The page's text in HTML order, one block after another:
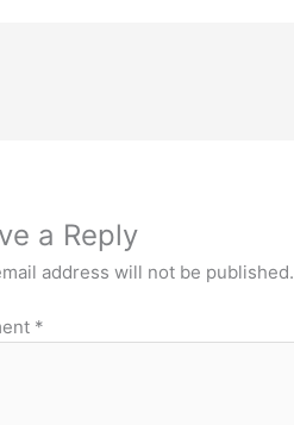
a Reply
address will not be published.
*